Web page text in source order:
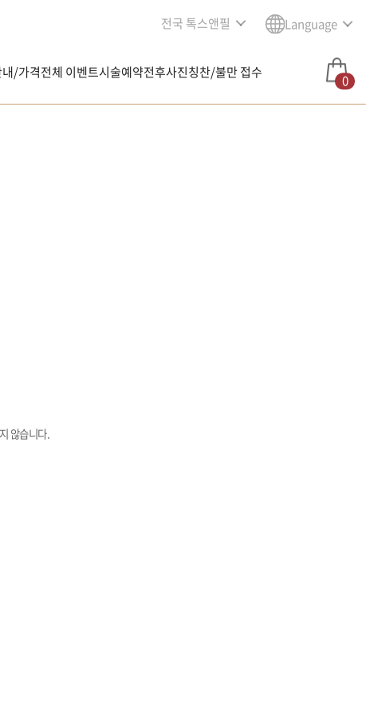
전국 톡스앤필 Language
/가격전체 이벤트시술예약전후사진칭찬/불만 접수 0
않습니다.